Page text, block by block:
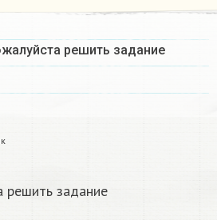
решить задание​
решить задание​